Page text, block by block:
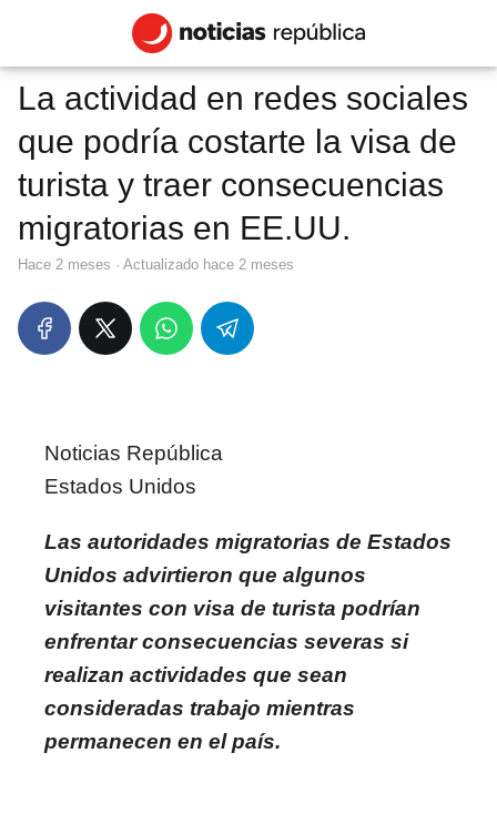
La actividad en redes sociales
que podría costarte la visa de
turista y traer consecuencias
migratorias en EE.UU.
hace 2 meses · Actualizado hace 2 meses
Noticias República
Estados Unidos
Las autoridades migratorias de Estados
Unidos advirtieron que algunos
visitantes con visa de turista podrían
enfrentar consecuencias severas si
realizan actividades que sean
consideradas trabajo mientras
permanecen en el país.